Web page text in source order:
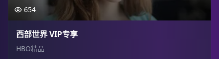
654
西部世界 VIP专享
HBO精品